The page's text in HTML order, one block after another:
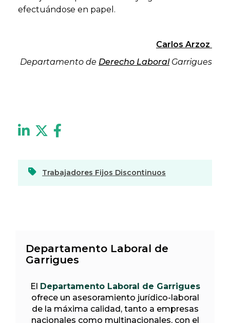
efectuándose en papel.
Carlos Arzoz
Departamento de Derecho LaboralGarrigues
Trabajadores Fijos Discontinuos
Departamento Laboral de
Garrigues
El
Departamento Laboral de Garrigues
ofrece un asesoramiento jurídico-laboral
de la máxima calidad, tanto a empresas
nacionales como multinacionales, con el